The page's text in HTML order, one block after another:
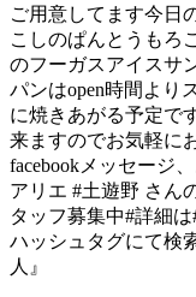
ご用意してます今日
こしのぱんとうもろ
のフーガスアイスサ
パンはopen時間より
に焼きあがる予定で
来ますのでお気軽に
facebookメッセージ
アリエ #土遊野 さん
タッフ募集中#詳細
ハッシュタグにて検
人』